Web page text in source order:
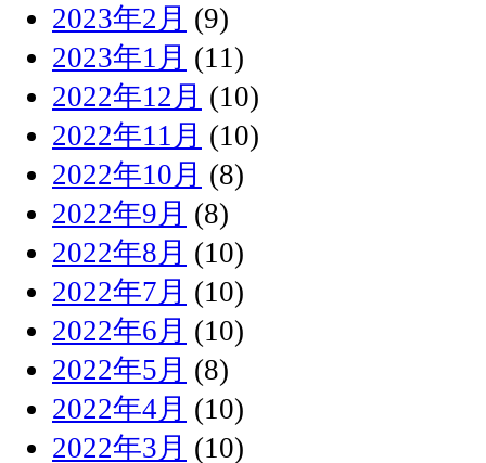
2023年2月 (9)
2023年1月 (11)
2022年12月 (10)
2022年11月 (10)
2022年10月 (8)
2022年9月 (8)
2022年8月 (10)
2022年7月 (10)
2022年6月 (10)
2022年5月 (8)
2022年4月 (10)
2022年3月 (10)